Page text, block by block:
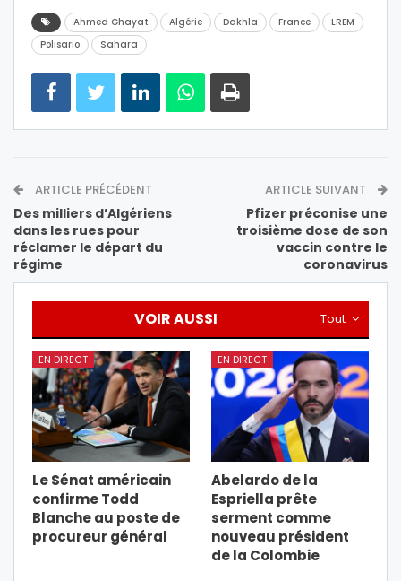
Ahmed Ghayat Algérie Dakhla France
LREM
Polisario
Sahara
ARTICLE PRÉCÉDENT
Des milliers d’Algériens
dans les rues pour
réclamer le départ du
régime
ARTICLE SUIVANT
Pfizer préconise une
troisième dose de son
vaccin contre le
coronavirus
Tout
VOIR AUSSI
EN DIRECT
Le Sénat américain
confirme Todd
Blanche au poste de
procureur général
EN DIRECT
Abelardo de la
Espriella prête
serment comme
nouveau président
de la Colombie